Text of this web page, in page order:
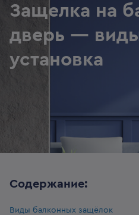
Защелка на
дверь —
установка
Содержание:
Виды балконных защёлок